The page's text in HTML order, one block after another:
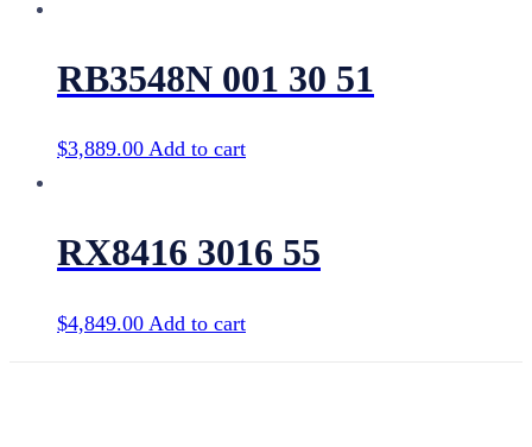
RB3548N 001 30 51
$3,889.00 Add to cart
RX8416 3016 55
$4,849.00 Add to cart